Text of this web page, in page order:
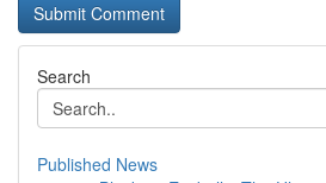
Search
Published News